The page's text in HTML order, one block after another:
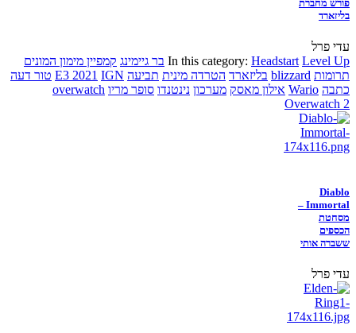
פורש מחברת
בליזארד
עדי פרל
In this category: Headstart Level Up בר גיימינג קמפיין מימון המונים
תרומות blizzard בליזארד הטרדה מינית תביעה E3 2021 IGN
טור דעה
כתבה Wario אילון מאסק מערכון נינטנדו סופר מריו overwatch
Overwatch 2
Diablo
Immortal –
מסחטת
הכספים
ששברה אותי
עדי פרל